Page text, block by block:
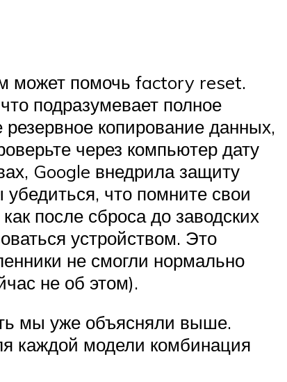
может помочь factory reset.
подразумевает полное
копирование данных,
через компьютер дату
Google внедрила защиту
что помните свои
после сброса до заводских
устройством. Это
не смогли нормально
не об этом).
мы уже объясняли выше.
каждой модели комбинация